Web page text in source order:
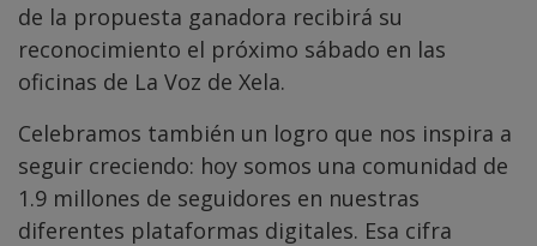
de la propuesta ganadora recibirá su
reconocimiento el próximo sábado en las
oficinas de La Voz de Xela.
Celebramos también un logro que nos inspira a
seguir creciendo: hoy somos una comunidad de
1.9 millones de seguidores en nuestras
diferentes plataformas digitales. Esa cifra